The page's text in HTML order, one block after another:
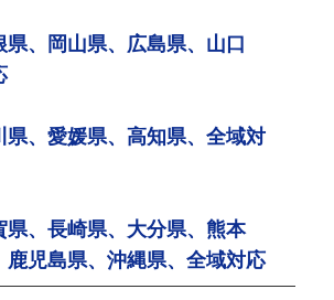
県、岡山県、広島県、山口
県、愛媛県、高知県、全域対
県、長崎県、大分県、熊本
鹿児島県、沖縄県、全域対応